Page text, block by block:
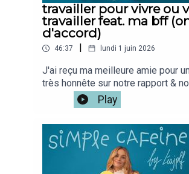
travailler pour vivre ou
travailler feat. ma bff
d'accord)
46:37 | lundi 1 juin 2026
J'ai reçu ma meilleure amie pour
très honnête sur notre rapport &
travail qui a évoluée à travers les
grandi ensemble, avec les mêmes
mêmes envies, beaucoup de rêves
pourtant, aujourd'hui, à 26 ans, on
qu'on vit les choses différemment,
autour du travail ... qu'on envie pas
Play